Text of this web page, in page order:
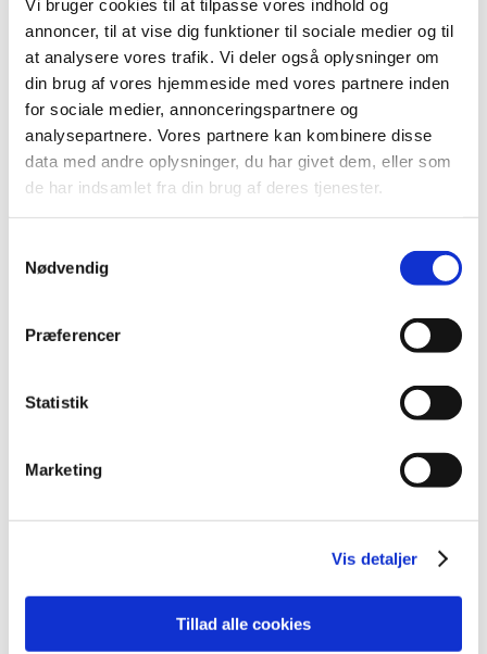
Vi bruger cookies til at tilpasse vores indhold og
annoncer, til at vise dig funktioner til sociale medier og til
at analysere vores trafik. Vi deler også oplysninger om
din brug af vores hjemmeside med vores partnere inden
for sociale medier, annonceringspartnere og
analysepartnere. Vores partnere kan kombinere disse
data med andre oplysninger, du har givet dem, eller som
de har indsamlet fra din brug af deres tjenester.
Nødvendig
Præferencer
Statistik
Marketing
Vis detaljer
Tillad alle cookies
Negle Olie
Skabeloner
Stamping
Sten
Striping Tape
Tipper & øvehænder
Værktøj
Water Decals
Valentinesdag
Jule Nailart
Pincetter og Tweezer
Gavekort
Nedsatte Varer